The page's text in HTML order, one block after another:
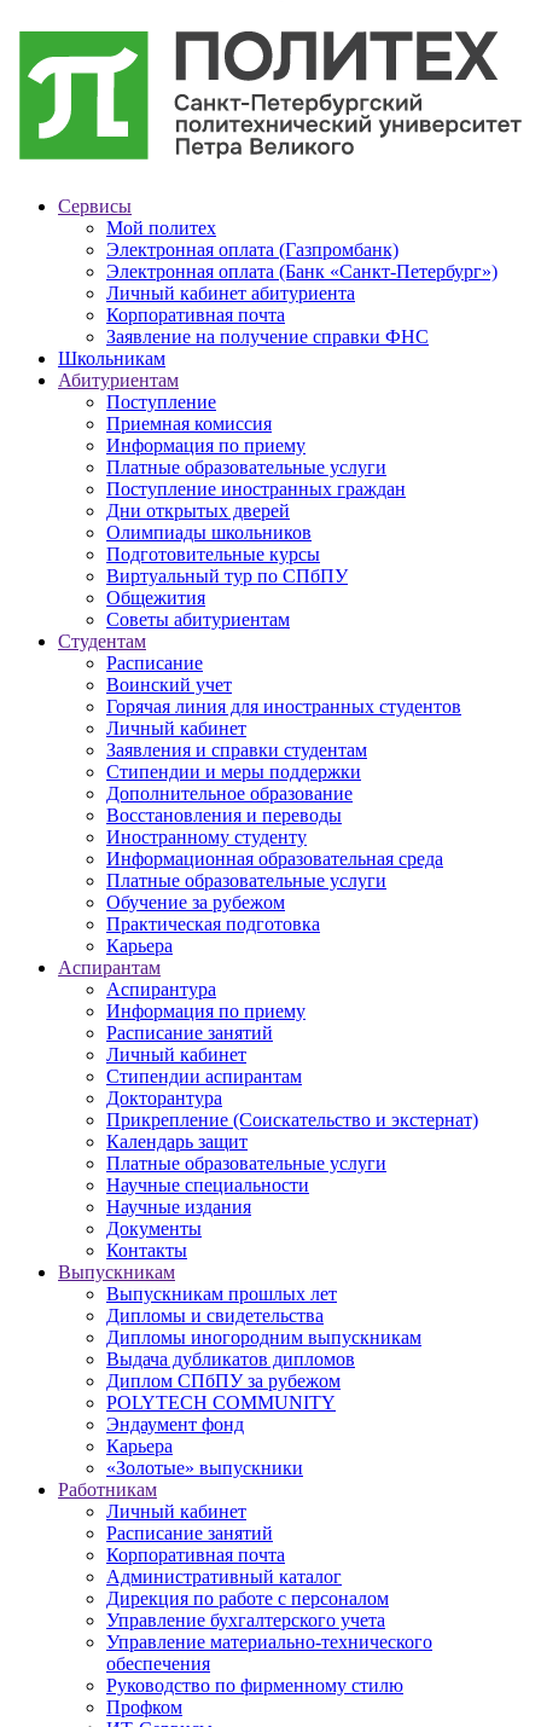
Сервисы
Мой политех
Электронная оплата (Газпромбанк)
Электронная оплата (Банк «Санкт-Петербург»)
Личный кабинет абитуриента
Корпоративная почта
Заявление на получение справки ФНС
Школьникам
Абитуриентам
Поступление
Приемная комиссия
Информация по приему
Платные образовательные услуги
Поступление иностранных граждан
Дни открытых дверей
Олимпиады школьников
Подготовительные курсы
Виртуальный тур по СПбПУ
Общежития
Советы абитуриентам
Студентам
Расписание
Воинский учет
Горячая линия для иностранных студентов
Личный кабинет
Заявления и справки студентам
Стипендии и меры поддержки
Дополнительное образование
Восстановления и переводы
Иностранному студенту
Информационная образовательная среда
Платные образовательные услуги
Обучение за рубежом
Практическая подготовка
Карьера
Аспирантам
Аспирантура
Информация по приему
Расписание занятий
Личный кабинет
Стипендии аспирантам
Докторантура
Прикрепление (Соискательство и экстернат)
Календарь защит
Платные образовательные услуги
Научные специальности
Научные издания
Документы
Контакты
Выпускникам
Выпускникам прошлых лет
Дипломы и свидетельства
Дипломы иногородним выпускникам
Выдача дубликатов дипломов
Диплом СПбПУ за рубежом
POLYTECH COMMUNITY
Эндаумент фонд
Карьера
«Золотые» выпускники
Работникам
Личный кабинет
Расписание занятий
Корпоративная почта
Административный каталог
Дирекция по работе с персоналом
Управление бухгалтерского учета
Управление материально-технического
обеспечения
Руководство по фирменному стилю
Профком